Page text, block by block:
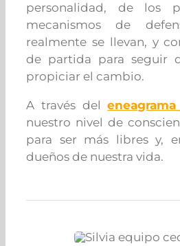
personalidad, de los
mecanismos de
realmente se llevan, y
de partida para seguir
propiciar el cambio.
A través deleneagrama
nuestro nivel de
para ser más libres y,
dueños de nuestra vida.